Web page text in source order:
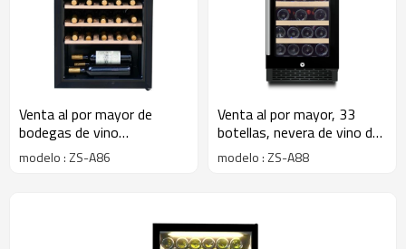
Venta al por mayor de
bodegas de vino
independientes de 33
botellas en la esquina ZS-
madera de haya y puerta de
modelo : ZS-A86
Venta al por mayor, 33
botellas, nevera de vino de
cristal de una sola zona,
ZS-A88 debajo del
modelo : ZS-A88